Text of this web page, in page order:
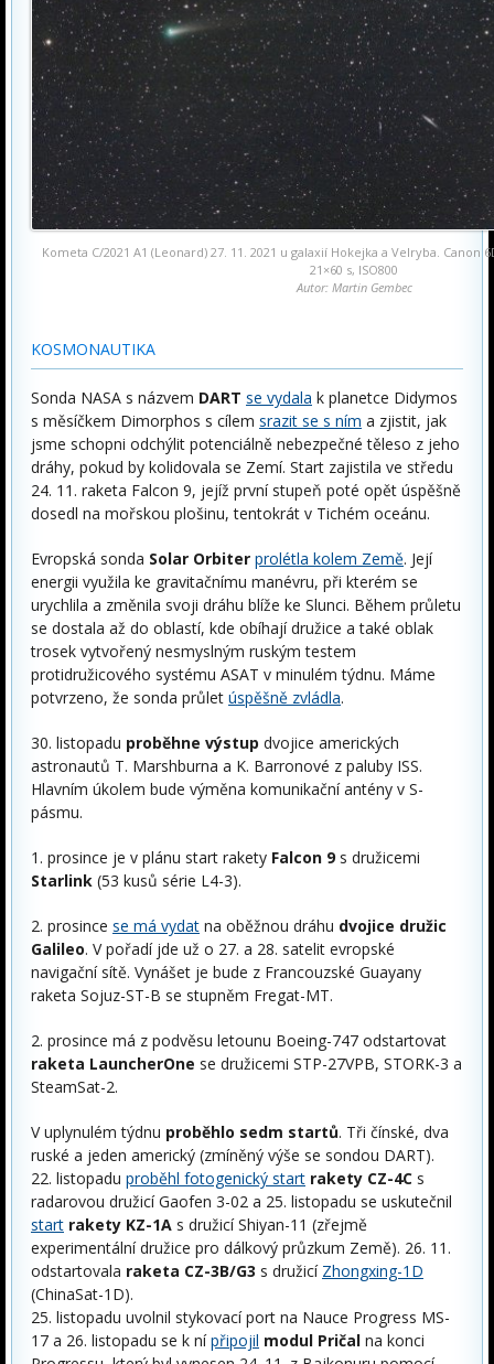
Kometa C/2021 A1 (Leonard) 27. 11. 2021 u galaxií Hokejka a Velryba. Canon
21×60 s, ISO800
Autor: Martin Gembec
KOSMONAUTIKA
Sonda NASA s názvem DART se vydala k planetce Didymos
s měsíčkem Dimorphos s cílem srazit se s ním a zjistit, jak
jsme schopni odchýlit potenciálně nebezpečné těleso z jeho
dráhy, pokud by kolidovala se Zemí. Start zajistila ve středu
24. 11. raketa Falcon 9, jejíž první stupeň poté opět úspěšně
dosedl na mořskou plošinu, tentokrát v Tichém oceánu.
Evropská sonda Solar Orbiter prolétla kolem Země. Její
energii využila ke gravitačnímu manévru, při kterém se
urychlila a změnila svoji dráhu blíže ke Slunci. Během průletu
se dostala až do oblastí, kde obíhají družice a také oblak
trosek vytvořený nesmyslným ruským testem
protidružicového systému ASAT v minulém týdnu. Máme
potvrzeno, že sonda průlet úspěšně zvládla.
30. listopadu proběhne výstup dvojice amerických
astronautů T. Marshburna a K. Barronové z paluby ISS.
Hlavním úkolem bude výměna komunikační antény v S-
pásmu.
1. prosince je v plánu start rakety Falcon 9 s družicemi
Starlink (53 kusů série L4-3).
2. prosince se má vydat na oběžnou dráhu dvojice družic
Galileo. V pořadí jde už o 27. a 28. satelit evropské
navigační sítě. Vynášet je bude z Francouzské Guayany
raketa Sojuz-ST-B se stupněm Fregat-MT.
2. prosince má z podvěsu letounu Boeing-747 odstartovat
raketa LauncherOne se družicemi STP-27VPB, STORK-3 a
SteamSat-2.
V uplynulém týdnu proběhlo sedm startů. Tři čínské, dva
ruské a jeden americký (zmíněný výše se sondou DART).
22. listopadu proběhl fotogenický start rakety CZ-4C s
radarovou družicí Gaofen 3-02 a 25. listopadu se uskutečnil
start rakety KZ-1A s družicí Shiyan-11 (zřejmě
experimentální družice pro dálkový průzkum Země). 26. 11.
odstartovala raketa CZ-3B/G3 s družicí Zhongxing-1D
(ChinaSat-1D).
25. listopadu uvolnil stykovací port na Nauce Progress MS-
17 a 26. listopadu se k nípřipojil modul Pričal na konci